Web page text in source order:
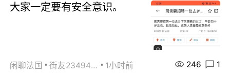
大家一定要有安全意识。
闲聊法国 街友23494008 1小时前 246 1